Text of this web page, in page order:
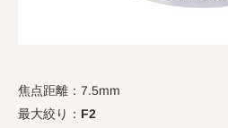
焦点距離：7.5mm
最大絞り： F2